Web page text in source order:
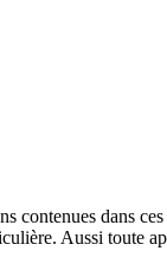
contenues dans
Aussi toute